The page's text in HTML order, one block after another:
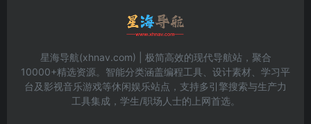
星海导航(xhnav.com) | 极简高效的现代导航站，聚合
10000+精选资源。智能分类涵盖编程工具、设计素材、学习平
台及影视音乐游戏等休闲娱乐站点，支持多引擎搜索与生产力
工具集成，学生/职场人士的上网首选。